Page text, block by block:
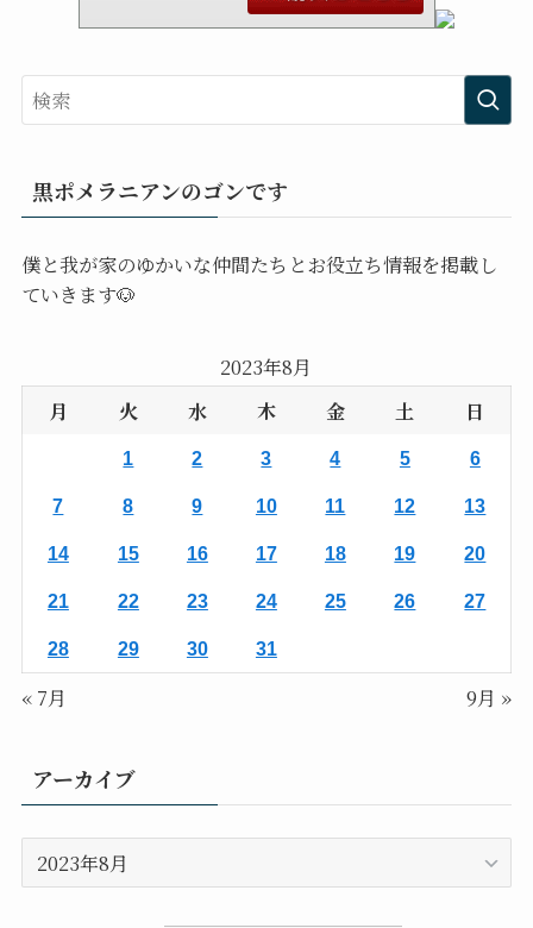
黒ポメラニアンのゴンです
僕と我が家のゆかいな仲間たちとお役立ち情報を掲載し
ていきます🐶
2023年8月
月
火 水 木 金 土 日
1 2 3 4 5 6
7 8 9 10 11 12 13
14 15 16 17 18 19 20
21 22 23 24 25 26 27
28 29 30 31
« 7月 9月 »
アーカイブ
ア
ー